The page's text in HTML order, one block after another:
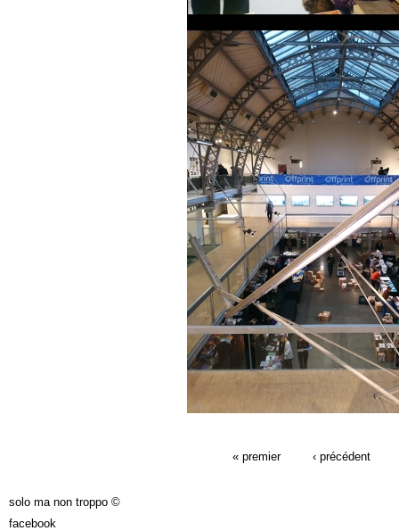
« premier ‹ précédent
solo ma non troppo ©
facebook